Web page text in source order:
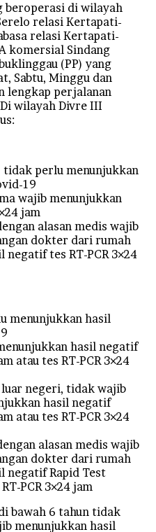
beroperasi di wilayah
relasi Kertapati-
relasi Kertapati-
komersial Sindang
(PP) yang
Sabtu, Minggu dan
lengkap perjalanan
wilayah Divre III
perlu menunjukkan
19
wajib menunjukkan
jam
alasan medis wajib
dokter dari rumah
tes RT-PCR 3×24
menunjukkan hasil
hasil negatif
atau tes RT-PCR 3×24
negeri, tidak wajib
hasil negatif
atau tes RT-PCR 3×24
alasan medis wajib
dokter dari rumah
negatif Rapid Test
PCR 3×24 jam
bawah 6 tahun tidak
menunjukkan hasil